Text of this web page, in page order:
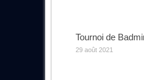
Tournoi de
29 août 2021